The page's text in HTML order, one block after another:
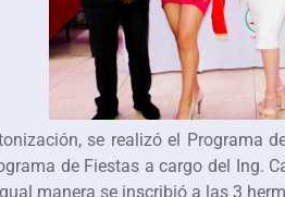
se realizó el
de Fiestas a cargo del Ing.
manera se inscribió a las 3